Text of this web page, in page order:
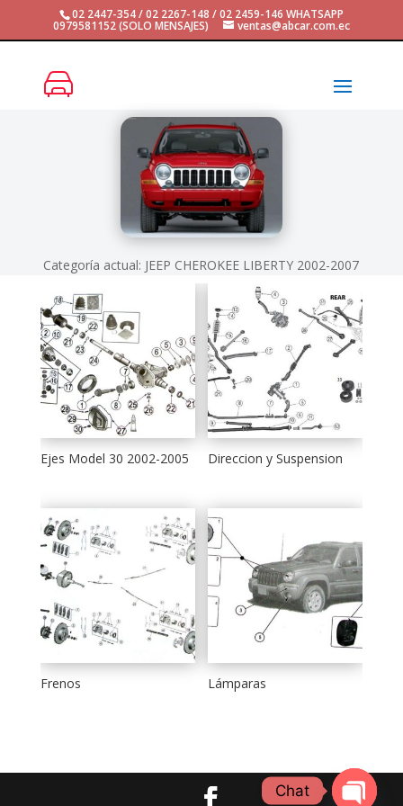
02 2447-354 / 02 2267-148 / 02 2459-146 WHATSAPP
0979581152 (SOLO MENSAJES) ventas@abcar.com.ec
Categoría actual: JEEP CHEROKEE LIBERTY 2002-2007
Ejes Model 30 2002-2005 Direccion y Suspension
Frenos Lámparas
Chat